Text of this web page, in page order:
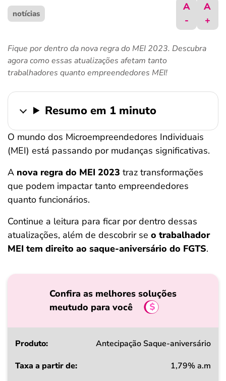
crédito fácil
ferramentas
notícias
A
-
A
+
Fique por dentro da nova regra do MEI 2023. Descubra
agora como essas atualizações afetam tanto
trabalhadores quanto empreendedores MEI!
Resumo em 1 minuto
O mundo dos Microempreendedores Individuais
(MEI) está passando por mudanças significativas.
A nova regra do MEI 2023 traz transformações
que podem impactar tanto empreendedores
quanto funcionários.
Continue a leitura para ficar por dentro dessas
atualizações, além de descobrir se o trabalhador
MEI tem direito ao saque-aniversário do FGTS.
Confira as melhores soluções
meutudo para você
Produto
Antecipação Saque-aniversário
1,79% a.m